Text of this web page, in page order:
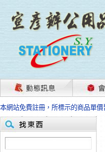
茲因國際情勢變化石油及塑化原物
本網站免費註冊，所標示的商品單
HP、EPSON、CANON原廠耗材價
本網站免費註冊，所標示的商品單
匯款客戶請注意！因商品繁複來不
本網站免費註冊，所標示的商品單